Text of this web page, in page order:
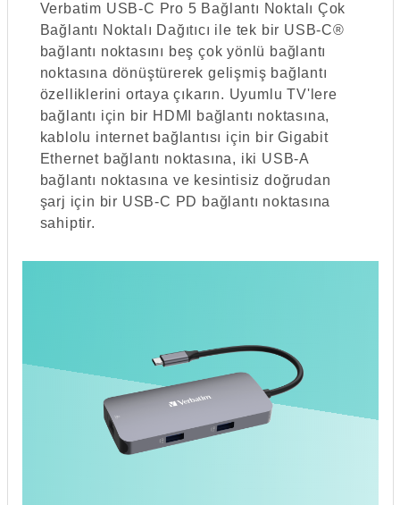
Verbatim USB-C Pro 5 Bağlantı Noktalı Çok
Bağlantı Noktalı Dağıtıcı ile tek bir USB-C®
bağlantı noktasını beş çok yönlü bağlantı
noktasına dönüştürerek gelişmiş bağlantı
özelliklerini ortaya çıkarın. Uyumlu TV'lere
bağlantı için bir HDMI bağlantı noktasına,
kablolu internet bağlantısı için bir Gigabit
Ethernet bağlantı noktasına, iki USB-A
bağlantı noktasına ve kesintisiz doğrudan
şarj için bir USB-C PD bağlantı noktasına
sahiptir.